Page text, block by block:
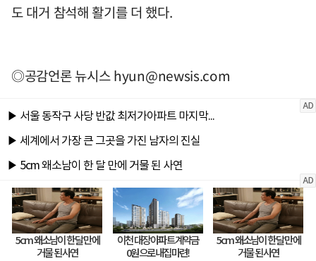
도 대거 참석해 활기를 더 했다.
◎공감언론 뉴시스hyun@newsis.com